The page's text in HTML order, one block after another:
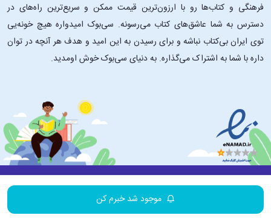
موجود شد خبرم کن
فرهنگی و کتاب‌ها رو با ارزون‌ترین قیمت ممکن و سریع‌ترین راه‌های در
دسترس به شما عاشق‌های کتاب می‌رسونه. سی‌بوک امیدواره هیچ خونه‌یی
توی ایران بی‌کتاب نباشه و برای رسیدن به این امید و هدف هر آنچه در توان
داره با شما به اشتراک می‌گذاره. به دنیای سی‌بوک خوش اومدید.
درباره ۳۰بوک تماس با ما سایر لینک‌ها